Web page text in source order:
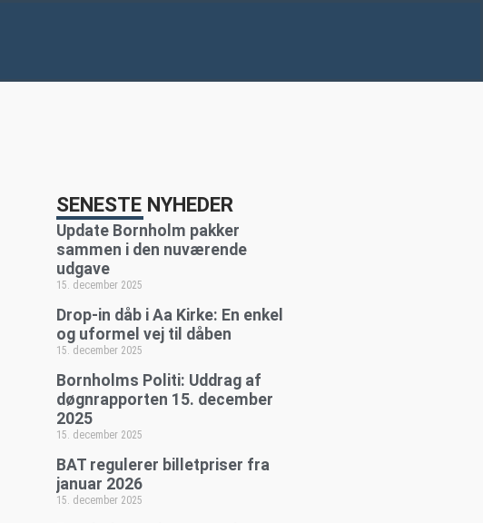
SENESTE NYHEDER
Update Bornholm pakker
sammen i den nuværende
udgave
15. december 2025
Drop-in dåb i Aa Kirke: En enkel
og uformel vej til dåben
15. december 2025
Bornholms Politi: Uddrag af
døgnrapporten 15. december
2025
15. december 2025
BAT regulerer billetpriser fra
januar 2026
15. december 2025